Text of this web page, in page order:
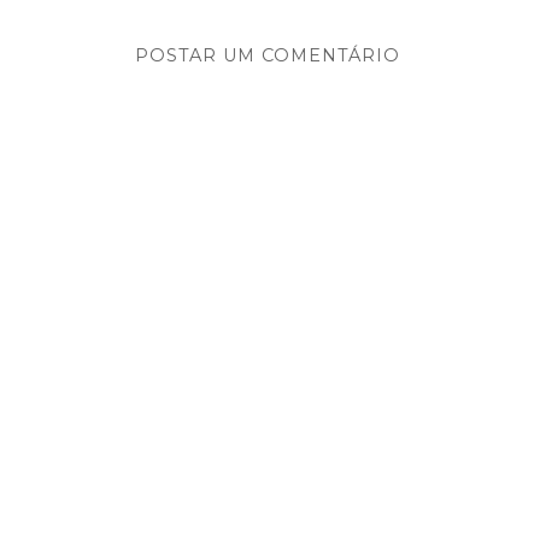
POSTAR UM COMENTÁRIO